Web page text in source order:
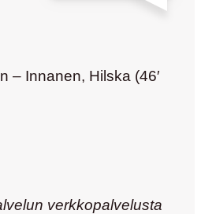
– Innanen, Hilska (46′
verkkopalvelusta